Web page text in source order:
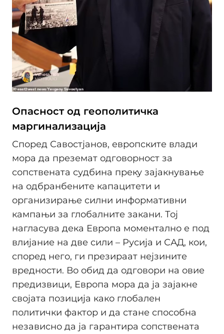
Опасност од геополитичка
маргинализација
Според Савостјанов, европските влади
мора да преземат одговорност за
сопствената судбина преку зајакнување
на одбранбените капацитети и
организирање силни информативни
кампањи за глобалните закани. Тој
нагласува дека Европа моментално е под
влијание на две сили – Русија и САД, кои,
според него, ги презираат нејзините
вредности. Во обид да одговори на овие
предизвици, Европа мора да ја зајакне
својата позиција како глобален
политички фактор и да стане способна
независно да ја гарантира сопствената